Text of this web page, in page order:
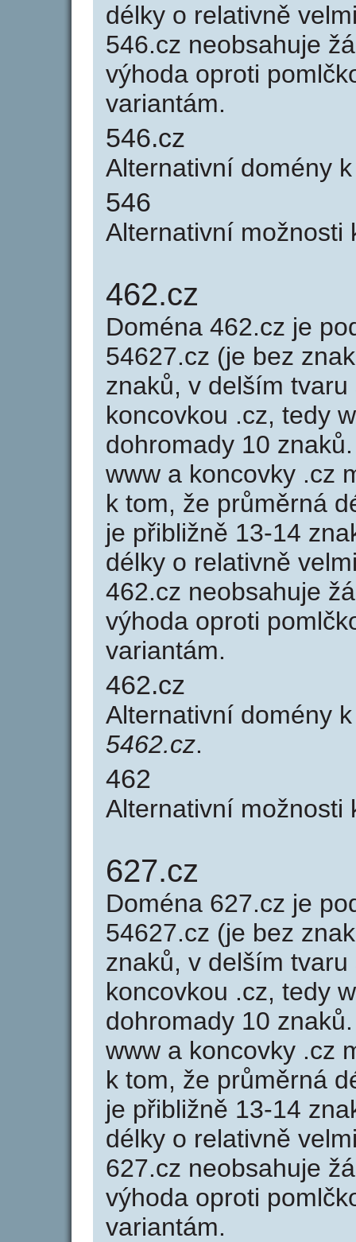
délky o relativně
546.cz neobsahuje
výhoda oproti
variantám.
546.cz
Alternativní domény
546
Alternativní
462.cz
Doména 462.cz je
54627.cz (je bez
znaků, v delším
koncovkou .cz, tedy
dohromady 10
www a koncovky .cz
k tom, že průměrná
je přibližně 13-14
délky o relativně
462.cz neobsahuje
výhoda oproti
variantám.
462.cz
Alternativní domény
5462.cz.
462
Alternativní
627.cz
Doména 627.cz je
54627.cz (je bez
znaků, v delším
koncovkou .cz, tedy
dohromady 10
www a koncovky .cz
k tom, že průměrná
je přibližně 13-14
délky o relativně
627.cz neobsahuje
výhoda oproti
variantám.